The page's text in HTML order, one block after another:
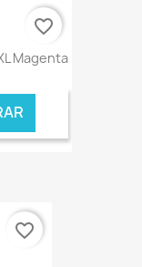
Magenta
favorite_border
favorite_border